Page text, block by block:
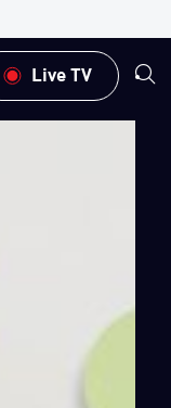
Live TV